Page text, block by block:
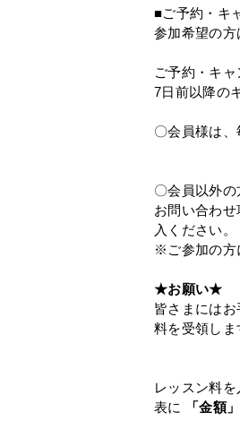
■ご予約・キ
参加希望の
ご予約・キ
7日前以降の
〇会員様は
〇会員以外
お問い合わ
入ください。
※ご参加の方
★お願い★
皆さまには
料を受領しま
レッスン料を
表に
「金額